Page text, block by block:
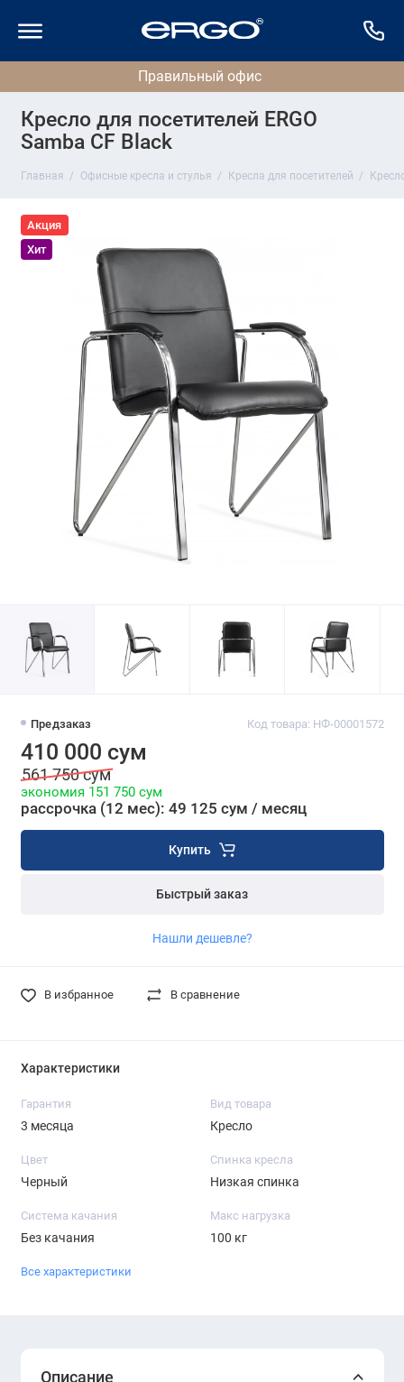
Кресло для посетителей ERGO
Samba CF Black
Главная Офисные кресла и стулья Кресла для посетителей
Акция
Хит
Предзаказ Код товара: НФ-00001572
410 000 сум
561 750 сум
экономия 151 750 сум
рассрочка (12 мес): 49 125 сум / месяц
Купить
Быстрый заказ
Нашли дешевле?
В избранное В сравнение
Характеристики
Гарантия
3 месяца
Вид товара
Кресло
Цвет
Черный
Спинка кресла
Низкая спинка
Система качания
Без качания
Макс нагрузка
100 кг
Все характеристики
Описание